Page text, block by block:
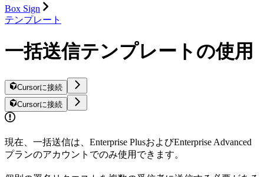
Box Sign
テンプレート
一括送信テンプレートの使用
Cursorに接続
Cursorに接続
現在、一括送信は、Enterprise PlusおよびEnterprise Advanced
プランのアカウントでのみ使用できます。